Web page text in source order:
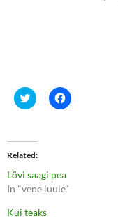
C
l
t
o
s
a
r
e
n
C
l
r
Related
Lõvi saagi pea
In "vene luule"
Kui teaks